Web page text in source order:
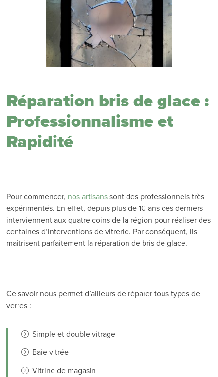
Réparation bris de glace :
Professionnalisme et
Rapidité
Pour commencer, nos artisans sont des professionnels très
expérimentés. En effet, depuis plus de 10 ans ces derniers
interviennent aux quatre coins de la région pour réaliser des
centaines d’interventions de vitrerie. Par conséquent, ils
maîtrisent parfaitement la réparation de bris de glace.
Ce savoir nous permet d’ailleurs de réparer tous types de
verres :
Simple et double vitrage
Baie vitrée
Vitrine de magasin